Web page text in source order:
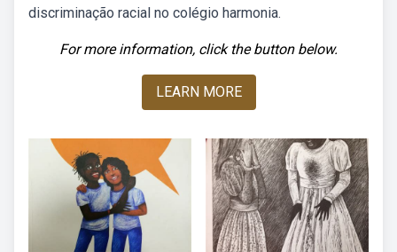
discriminação racial no colégio harmonia.
For more information, click the button below.
LEARN MORE